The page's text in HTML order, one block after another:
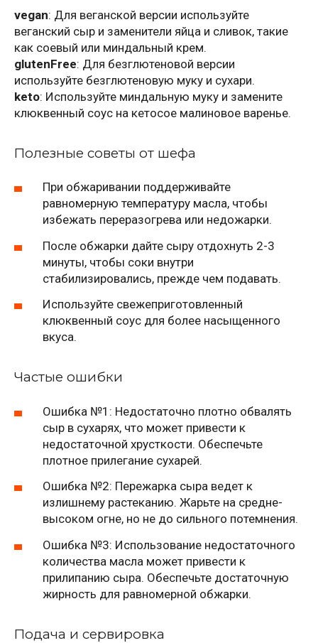
vegan: Для веганской версии используйте
веганский сыр и заменители яйца и сливок, такие
как соевый или миндальный крем.
glutenFree: Для безглютеновой версии
используйте безглютеновую муку и сухари.
keto: Используйте миндальную муку и замените
клюквенный соус на кетосое малиновое варенье.
Полезные советы от шефа
При обжаривании поддерживайте
равномерную температуру масла, чтобы
избежать переразогрева или недожарки.
После обжарки дайте сыру отдохнуть 2-3
минуты, чтобы соки внутри
стабилизировались, прежде чем подавать.
Используйте свежеприготовленный
клюквенный соус для более насыщенного
вкуса.
Частые ошибки
Ошибка №1: Недостаточно плотно обвалять
сыр в сухарях, что может привести к
недостаточной хрусткости. Обеспечьте
плотное прилегание сухарей.
Ошибка №2: Пережарка сыра ведет к
излишнему растеканию. Жарьте на средне-
высоком огне, но не до сильного потемнения.
Ошибка №3: Использование недостаточного
количества масла может привести к
прилипанию сыра. Обеспечьте достаточную
жирность для равномерной обжарки.
Подача и сервировка